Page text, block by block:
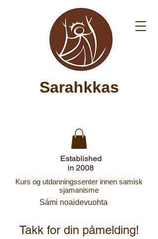
Sarahkkas
Kurs og utdanningssenter innen samisk
sjamanisme
Established
in 2008
Sámi noaidevuohta
Takk for din påmelding!